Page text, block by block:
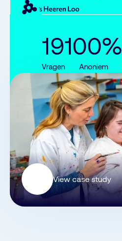
19
Vragen
100%
Anoniem
View case study